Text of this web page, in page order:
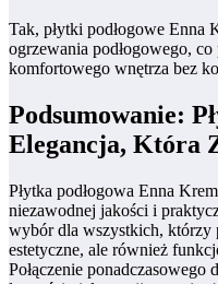
Tak, płytki podłogowe Enna
ogrzewania podłogowego,
komfortowego wnętrza bez
Podsumowanie:
Elegancja, Która
Płytka podłogowa Enna
niezawodnej jakości i
wybór dla wszystkich, którzy
estetyczne, ale również
Połączenie